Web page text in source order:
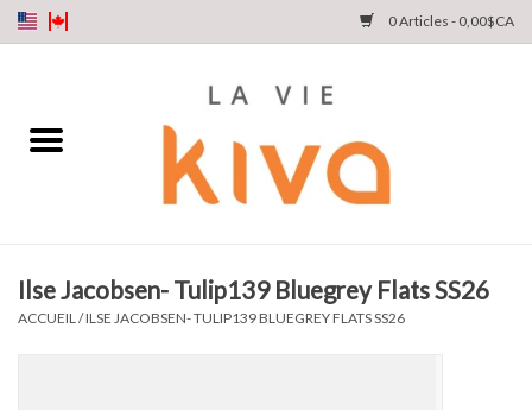
0 Articles - 0,00$CA
MAGASINEZ
Ilse Jacobsen- Tulip139 Bluegrey Flats SS26
ACCUEIL /ILSE JACOBSEN- TULIP139 BLUEGREY FLATS SS26